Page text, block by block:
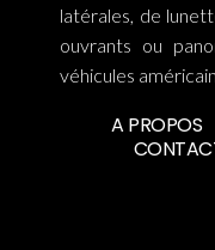
latérales, de
ouvrants ou
véhicules
A PROPOS